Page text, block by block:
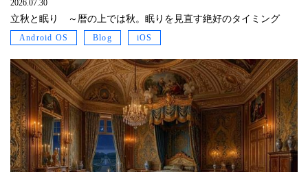
2026.07.30
立秋と眠り ～暦の上では秋。眠りを見直す絶好のタイミング
Android OS Blog iOS